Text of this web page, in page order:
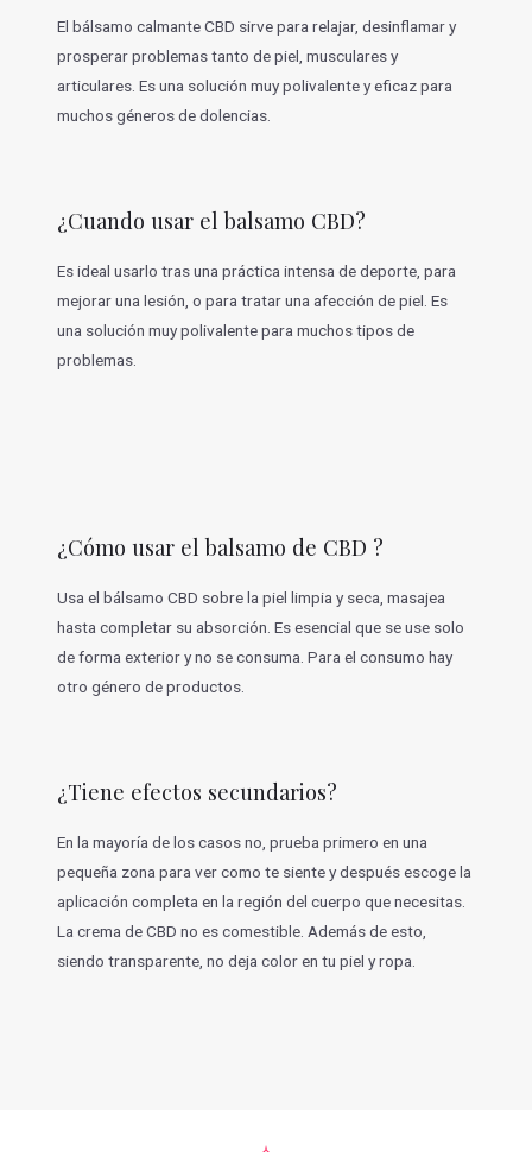
e
s
El bálsamo calmante CBD sirve para relajar, desinflamar y
prosperar problemas tanto de piel, musculares y
articulares. Es una solución muy polivalente y eficaz para
muchos géneros de dolencias.
¿Cuando usar el balsamo CBD?
Es ideal usarlo tras una práctica intensa de deporte, para
mejorar una lesión, o para tratar una afección de piel. Es
una solución muy polivalente para muchos tipos de
problemas.
¿Cómo usar el balsamo de CBD ?
Usa el bálsamo CBD sobre la piel limpia y seca, masajea
hasta completar su absorción. Es esencial que se use solo
de forma exterior y no se consuma. Para el consumo hay
otro género de productos.
¿Tiene efectos secundarios?
En la mayoría de los casos no, prueba primero en una
pequeña zona para ver como te siente y después escoge la
aplicación completa en la región del cuerpo que necesitas.
La crema de CBD no es comestible. Además de esto,
siendo transparente, no deja color en tu piel y ropa.